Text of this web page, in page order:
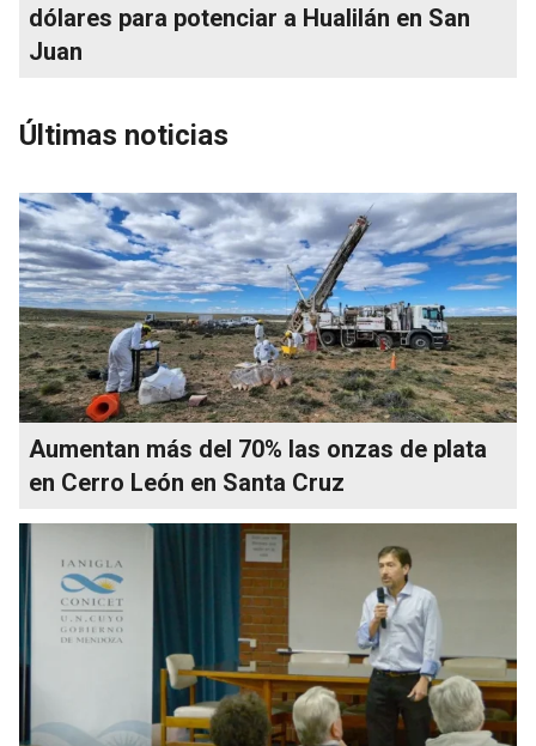
dólares para potenciar a Hualilán en San
Juan
Últimas noticias
Aumentan más del 70% las onzas de plata
en Cerro León en Santa Cruz